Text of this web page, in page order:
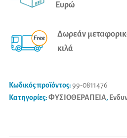
Μπλε
84gr
ποσότητα
Ευρώ
Δωρεάν
κιλά
Κωδικός προϊόντος:99-0811476
Κατηγορίες:ΦΥΣΙΟΘΕΡΑΠΕΙΑ,